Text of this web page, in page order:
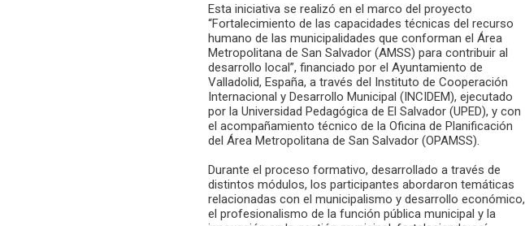
Esta iniciativa se realizó en el marco del proyecto
“Fortalecimiento de las capacidades técnicas del recurso
humano de las municipalidades que conforman el Área
Metropolitana de San Salvador (AMSS) para contribuir al
desarrollo local”, financiado por el Ayuntamiento de
Valladolid, España, a través del Instituto de Cooperación
Internacional y Desarrollo Municipal (INCIDEM), ejecutado
por la Universidad Pedagógica de El Salvador (UPED), y con
el acompañamiento técnico de la Oficina de Planificación
del Área Metropolitana de San Salvador (OPAMSS).
Durante el proceso formativo, desarrollado a través de
distintos módulos, los participantes abordaron temáticas
relacionadas con el municipalismo y desarrollo económico,
el profesionalismo de la función pública municipal y la